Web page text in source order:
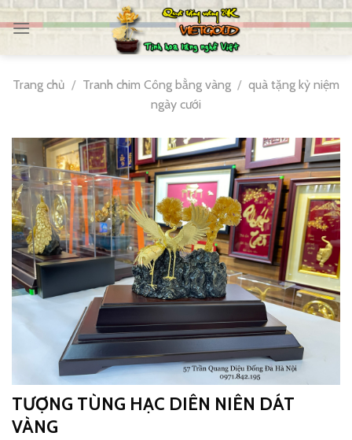
Skip
to
Trang chủ / Tranh chim Công bằng vàng / quà tặng kỷ niệm
ngày cưới
TƯỢNG TÙNG HẠC DIÊN NIÊN DÁT
VÀNG